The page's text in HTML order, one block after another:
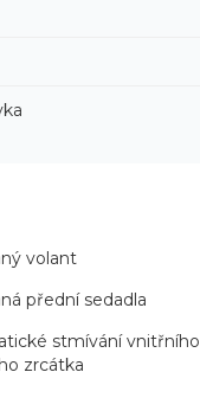
volant
přední sedadla
stmívání vnitřního
zrcátka